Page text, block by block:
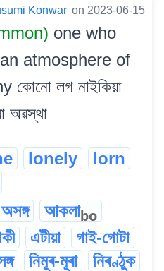
Konwar on 2023-06-15
one who
atmosphere of
লগ নাইকিয়া
অৱস্থা
lonely
lorn
অসঙ্গ আকলাbo
এটীয়া
গাই-গোটা
নিমূৰ-মূৰা
নিৰণ্ঠুক